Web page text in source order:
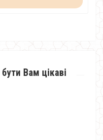
Вам цікаві